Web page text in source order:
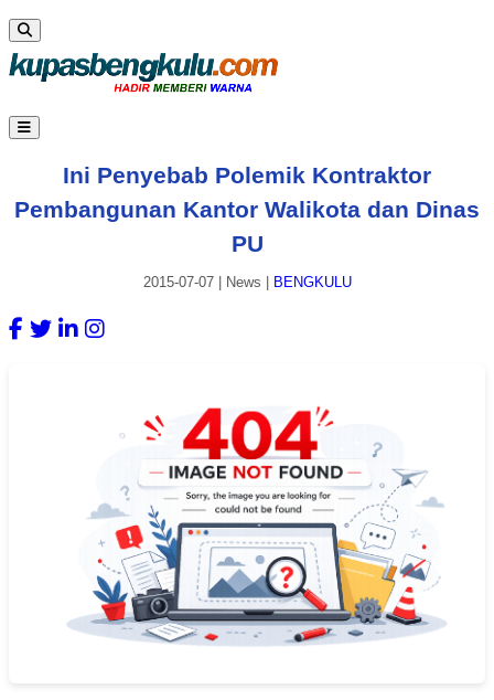
Ini Penyebab Polemik Kontraktor
Pembangunan Kantor Walikota dan Dinas
PU
2015-07-07| News BENGKULU